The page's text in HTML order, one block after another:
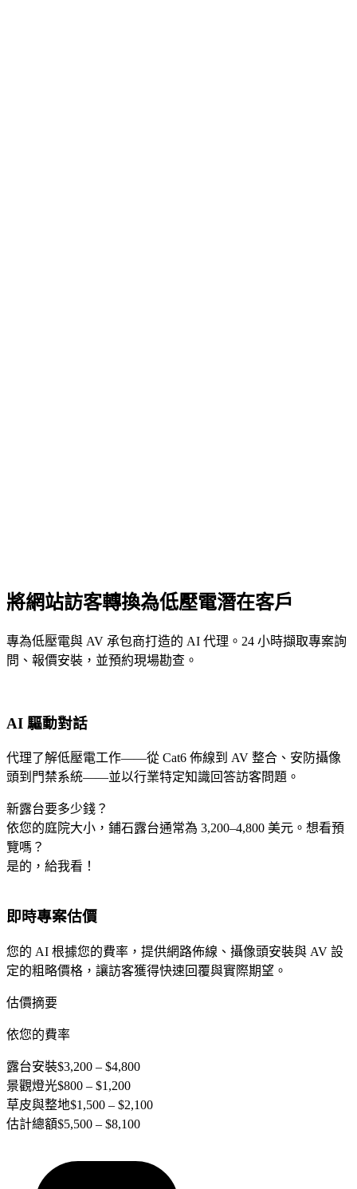
將網站訪客轉換為低壓電潛在客戶
專為低壓電與 AV 承包商打造的 AI 代理。24 小時擷取專案詢
問、報價安裝，並預約現場勘查。
AI 驅動對話
代理了解低壓電工作——從 Cat6 佈線到 AV 整合、安防攝像
頭到門禁系統——並以行業特定知識回答訪客問題。
新露台要多少錢？
依您的庭院大小，鋪石露台通常為 3,200–4,800 美元。想看預
覽嗎？
是的，給我看！
即時專案估價
您的 AI 根據您的費率，提供網路佈線、攝像頭安裝與 AV 設
定的粗略價格，讓訪客獲得快速回覆與實際期望。
估價摘要
依您的費率
露台安裝$3,200 – $4,800
景觀燈光$800 – $1,200
草皮與整地$1,500 – $2,100
估計總額$5,500 – $8,100